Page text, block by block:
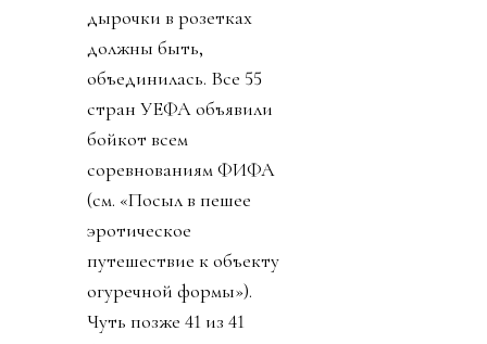
дырочки в розетках
должны быть,
объединилась. Все 55
стран УЕФА объявили
бойкот всем
соревнованиям ФИФА
(см. «Посыл в пешее
эротическое
путешествие к объекту
огуречной формы»).
Чуть позже 41 из 41